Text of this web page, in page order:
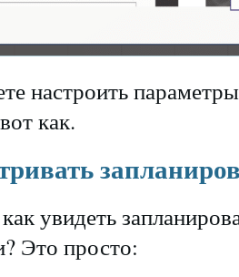
настроить
как.
увидеть
Это просто: